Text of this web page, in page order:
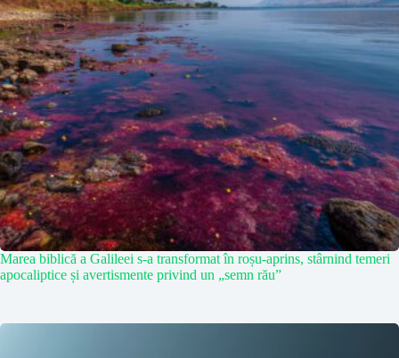
Marea biblică a Galileei s-a transformat în roșu-aprins, stârnind temeri
apocaliptice și avertismente privind un „semn rău”